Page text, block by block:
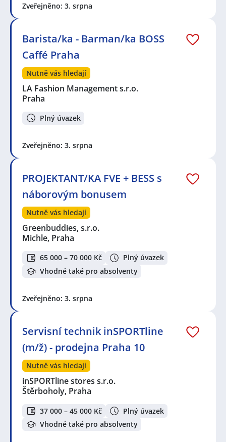
Zveřejněno: 3. srpna
Barista/ka - Barman/ka BOSS
Caffé Praha
Nutně vás hledají
LA Fashion Management s.r.o.
Praha
Plný úvazek
Zveřejněno: 3. srpna
PROJEKTANT/KA FVE + BESS s
náborovým bonusem
Nutně vás hledají
Greenbuddies, s.r.o.
Michle, Praha
65 000 – 70 000 Kč
Plný úvazek
Vhodné také pro absolventy
Zveřejněno: 3. srpna
Servisní technik inSPORTline
(m/ž) - prodejna Praha 10
Nutně vás hledají
inSPORTline stores s.r.o.
Štěrboholy, Praha
37 000 – 45 000 Kč
Plný úvazek
Vhodné také pro absolventy